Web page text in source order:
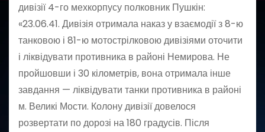
дивізії 4-го мехкорпусу полковник Пушкін:
«23.06.41. Дивізія отримала наказ у взаємодії з 8-ю
танковою і 81-ю мотострілковою дивізіями оточити
і ліквідувати противника в районі Немирова. Не
пройшовши і 30 кілометрів, вона отримала інше
завдання — ліквідувати танки противника в районі
м. Великі Мости. Колону дивізії довелося
розвертати по дорозі на 180 градусів. Після